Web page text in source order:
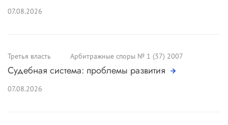
07.08.2026
Третья власть Арбитражные споры № 1 (37) 2007
Судебная система: проблемы развития
07.08.2026